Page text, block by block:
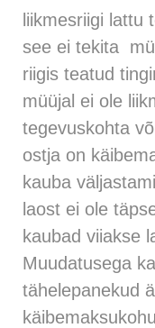
liikmesriigi lattu
see ei tekita
riigis teatud
müüjal ei ole
tegevuskohta
ostja on
kauba
laost ei ole
kaubad viiakse
Muudatusega
tähelepanekud